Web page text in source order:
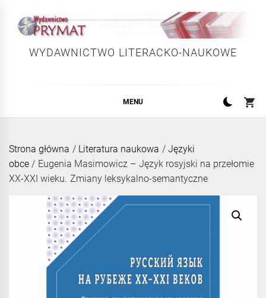
content
WYDAWNICTWO LITERACKO-NAUKOWE
MENU
Strona główna / Literatura naukowa / Języki
obce / Eugenia Masimowicz – Język rosyjski na przełomie
XX-XXI wieku. Zmiany leksykalno-semantyczne